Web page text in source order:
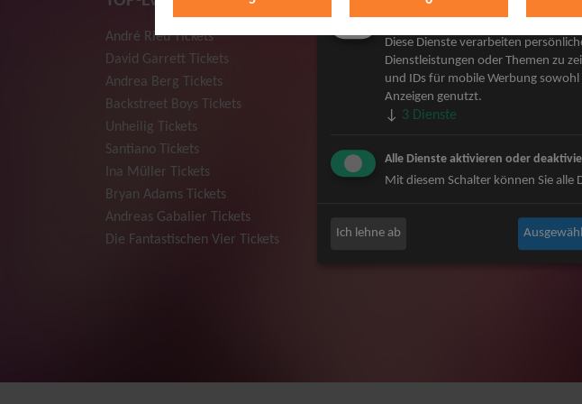
André Rieu Tickets
David Garrett Tickets
Andrea Berg Tickets
Backstreet Boys Tickets
Unheilig Tickets
Santiano Tickets
Ina Müller Tickets
Bryan Adams Tickets
Andreas Gabalier Tickets
Die Fantastischen Vier Tickets
Herbert Grönemeyer Tickets
Deep Purple Tickets
Howard Carpendale Tickets
Jan Delay & Disko No.1 Tickets
Bob Dylan Tickets
Mark Forster Tickets
Niedeckens BAP Tickets
Marketing
Diese Dienste verarbeiten
Dienstleistungen oder Themen zu
und IDs für mobile Werbung
Anzeigen genutzt.
↓ 3 Dienste
Alle Dienste aktivieren oder
Mit diesem Schalter können Sie
Ich lehne ab